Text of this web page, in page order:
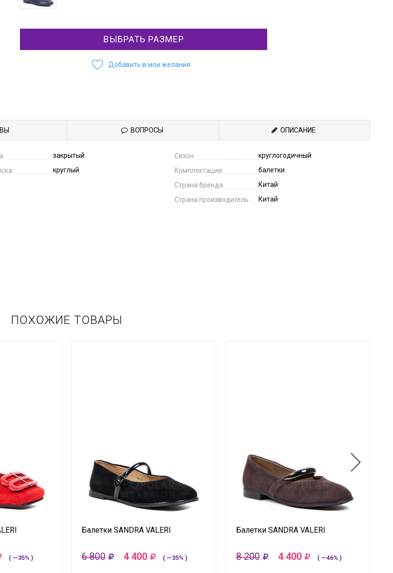
ВЫБРАТЬ РАЗМЕР
Добавить в мои желания
ВОПРОСЫ ОПИСАНИЕ
закрытый
круглый
Сезон
круглогодичный
Комплектация
балетки
Страна бренда
Китай
Страна производитель
Китай
ПОХОЖИЕ ТОВАРЫ
( —35% )
Балетки SANDRA VALERI
6 800 4 400 ( —35% )
Балетки SANDRA VALERI
8 200 4 400 ( —46% )